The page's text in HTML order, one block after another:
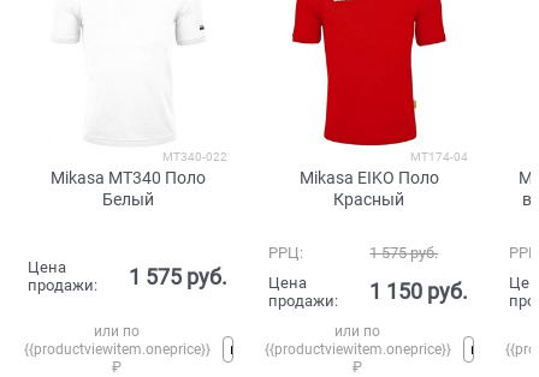
MT340-022
Mikasa MT340 Поло
Белый
Цена
продажи:
1 575 руб.
или по
{{productviewitem.oneprice}}
₽
MT174-04
Mikasa EIKO Поло
Красный
РРЦ: 1 575 руб.
Цена
продажи:
1 150 руб.
или по
{{productviewitem.oneprice}}
₽